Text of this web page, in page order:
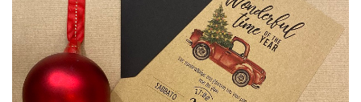
Πακέτα Δώρων
Σακούλες
Τσάντες - Ποδιές - Ομπρέλες
Βιβλία
Παιδικό Πάρτι
Παιδικά Είδη
Ημερολόγια - Ατζέντες
Γραφική Ύλη
Είδη Γραφείου